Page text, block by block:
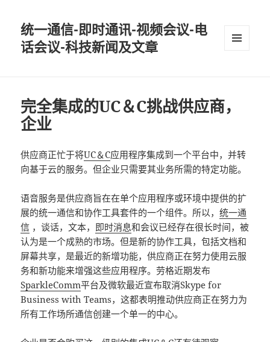
统一通信-即时通讯-视频会议-电
话会议-科技新闻及文章
完全集成的UC＆C挑战供应商，
企业
供应商正忙于将UC＆C应用程序集成到一个平台中，并转
向基于云的服务。但企业只需要其业务所需的特定功能。
语音服务是供应商旨在在单个应用程序或环境中提供的扩
展的统一通信和协作工具套件的一个组件。所以，统一通
信 ，谈话，文本， 即时消息和会议已经存在很长时间，被
认为是一个成熟的市场。但是新的协作工具，包括文档和
屏幕共享，是最近的新增功能，供应商正在努力使用云服
务和新功能来增强这些应用程序。劳格近期发布
SparkleComm平台及微软最近宣布取消Skype for
Business with Teams，这都表明推动供应商正在努力为
所有工作场所通信创建一个单一的中心。